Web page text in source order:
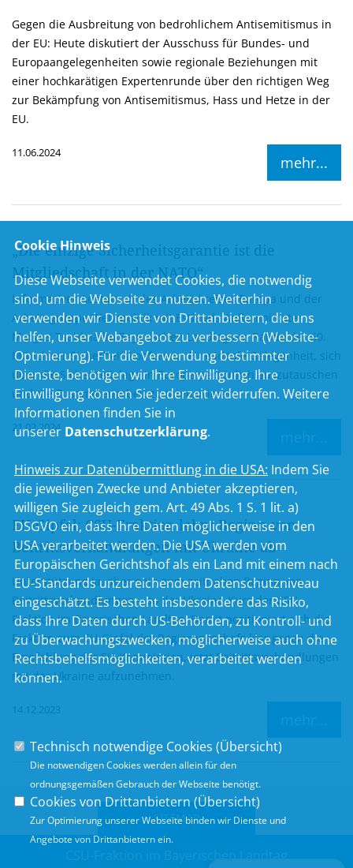
Gegen die Ausbreitung von bedrohlichem Antisemitismus in
der EU: Heute diskutiert der Ausschuss für Bundes- und
Europaangelegenheiten sowie regionale Beziehungen mit
einer hochkarätigen Expertenrunde über den richtigen Weg
zur Bekämpfung von Antisemitismus, Hass und Hetze in der
EU.
11.06.2024
mehr...
Die einzige Sicherheitsgarantie ist die
Mitgliedschaft in der NATO“
Informativer Austausch des Arbeitskreises Europa und der
Arbeitsgruppe Wehrpolitik mit Estlands Außenminister
Margus Tsahkna im Bayerischen Landtag am Rande der 60.
Münchner Sicherheitskonferenz. Eine ideale Gelegenheit, sich
über die Sicherheitslage in Europa persönlich auszutauschen
und die Zusammenarbeit zu intensivieren.
21.02.2024
mehr...
EU-Gipfel: CSU-Fraktion lehnt Beginn von
Beitrittsverhandlungen mit Ukraine ab
Unterstützung ja, aber nein zum zeitnahen Beginn von
Beitrittsverhandlungen – so der Ukraine-Kurs der CSU-
Fraktion im Bayerischen Landtag. Damit positioniert sich die
Fraktion zum EU-Gipfel der Regierungschefs klar gegen die
Empfehlung der EU-Kommission, jetzt Beitrittsverhandlungen
mit der Ukraine aufzunehmen.
14.12.2023
mehr...
SITEMAP
CSU-Fraktion im Bayerischen Landtag
Cookie Hinweis
Diese Webseite verwendet Cookies, die notwendig
sind, um die Webseite zu nutzen. Weiterhin
verwenden wir Dienste von Drittanbietern, die uns
helfen, unser Webangebot zu verbessern (Website-
Optmierung). Für die Verwendung bestimmter
Dienste, benötigen wir Ihre Einwilligung. Ihre
Einwilligung können Sie jederzeit widerrufen. Weitere
Informationen finden Sie in
unserer Datenschutzerklärung.
Hinweis zur Datenübermittlung in die USA: Indem Sie
die jeweiligen Zwecke und Anbieter akzeptieren,
willigen Sie zugleich gem. Art. 49 Abs. 1 S. 1 lit. a)
DSGVO ein, dass Ihre Daten möglicherweise in den
USA verarbeitet werden. Die USA werden vom
Europäischen Gerichtshof als ein Land mit einem nach
EU-Standards unzureichendem Datenschutzniveau
eingeschätzt. Es besteht insbesondere das Risiko,
dass Ihre Daten durch US-Behörden, zu Kontroll- und
zu Überwachungszwecken, möglicherweise auch ohne
Rechtsbehelfsmöglichkeiten, verarbeitet werden
können.
Technisch notwendige Cookies (Übersicht)
Die notwendigen Cookies werden allein für den
ordnungsgemäßen Gebrauch der Webseite benötigt.
Cookies von Drittanbietern (Übersicht)
Zur Optimierung unserer Webseite binden wir Dienste und
Angebote von Drittanbietern ein.